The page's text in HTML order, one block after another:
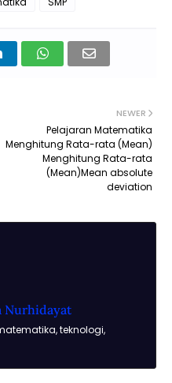
NEWER
Pelajaran Matematika
Menghitung Rata-rata (Mean)
Menghitung Rata-rata
(Mean)Mean absolute
deviation
Nurhidayat
teknologi,